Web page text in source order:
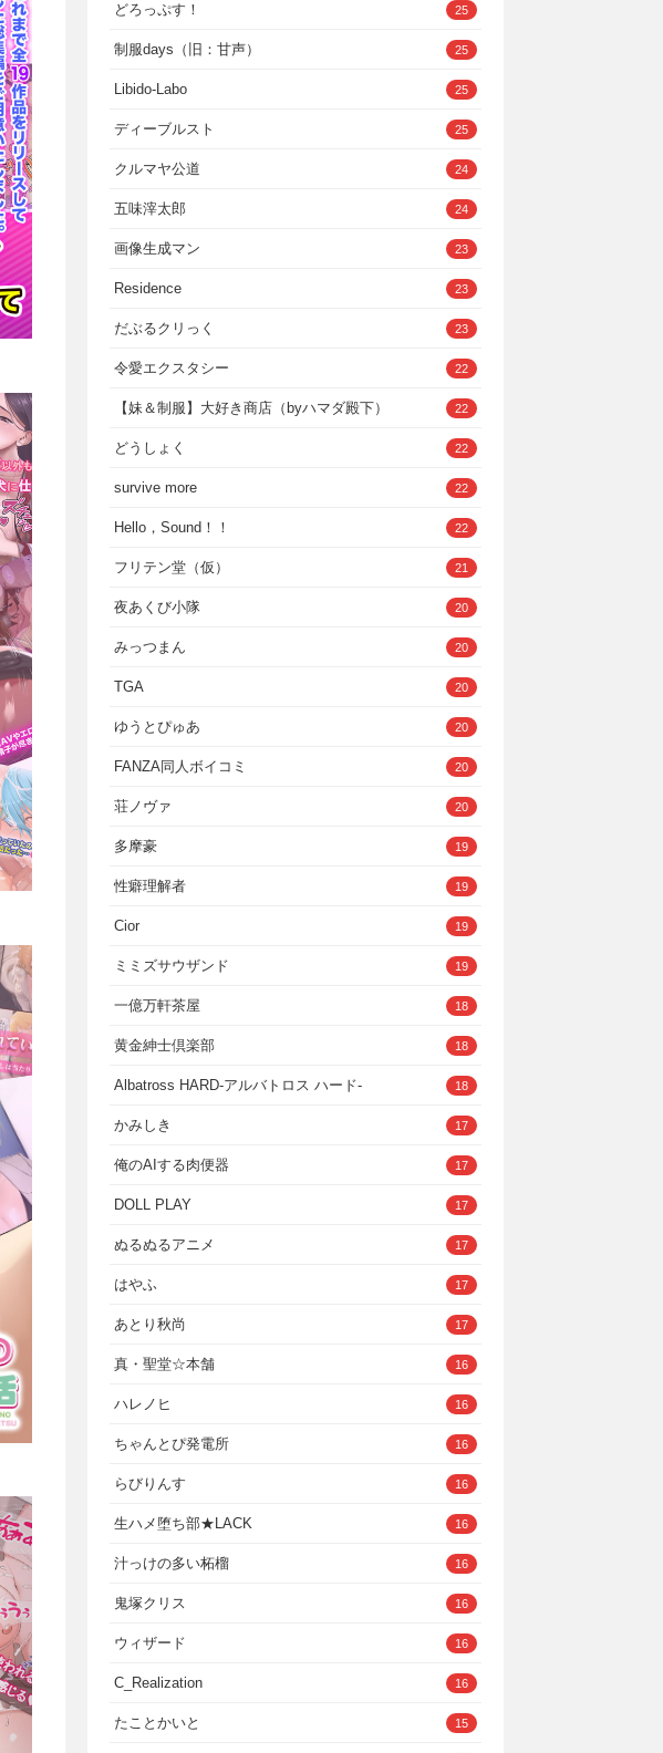
どろっぷす！ 25
制服days（旧：甘声） 25
Libido-Labo 25
ディーブルスト 25
クルマヤ公道 24
五味滓太郎 24
画像生成マン 23
Residence 23
だぶるクリっく 23
令愛エクスタシー 22
【妹＆制服】大好き商店（byハマダ殿下） 22
どうしょく 22
survive more 22
Hello，Sound！！ 22
フリテン堂（仮） 21
夜あくび小隊 20
みっつまん 20
TGA 20
ゆうとぴゅあ 20
FANZA同人ボイコミ 20
荘ノヴァ 20
多摩豪 19
性癖理解者 19
Cior 19
ミミズサウザンド 19
一億万軒茶屋 18
黄金紳士倶楽部 18
Albatross HARD‐アルバトロス ハード‐ 18
かみしき 17
俺のAIする肉便器 17
DOLL PLAY 17
ぬるぬるアニメ 17
はやふ 17
あとり秋尚 17
真・聖堂☆本舗 16
ハレノヒ 16
ちゃんとぴ発電所 16
らびりんす 16
生ハメ堕ち部★LACK 16
汁っけの多い柘榴 16
鬼塚クリス 16
ウィザード 16
C_Realization 16
たことかいと 15